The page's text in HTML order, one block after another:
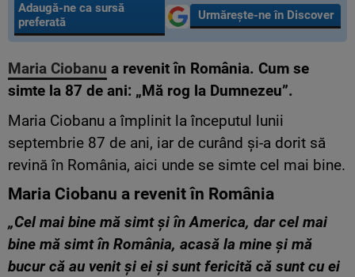
Adaugă-ne ca sursă
preferată
Urmărește-ne în Discover
Maria Ciobanu a revenit în România. Cum se
simte la 87 de ani: „Mă rog la Dumnezeu”.
Maria Ciobanu a împlinit la începutul lunii
septembrie 87 de ani, iar de curând și-a dorit să
revină în România, aici unde se simte cel mai bine.
Maria Ciobanu a revenit în România
„Cel mai bine mă simt și în America, dar cel mai
bine mă simt în România, acasă la mine și mă
bucur că au venit și ei și sunt fericită că sunt cu ei